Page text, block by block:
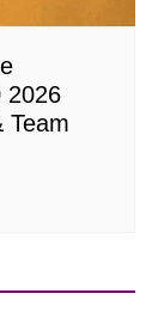
2026
Team